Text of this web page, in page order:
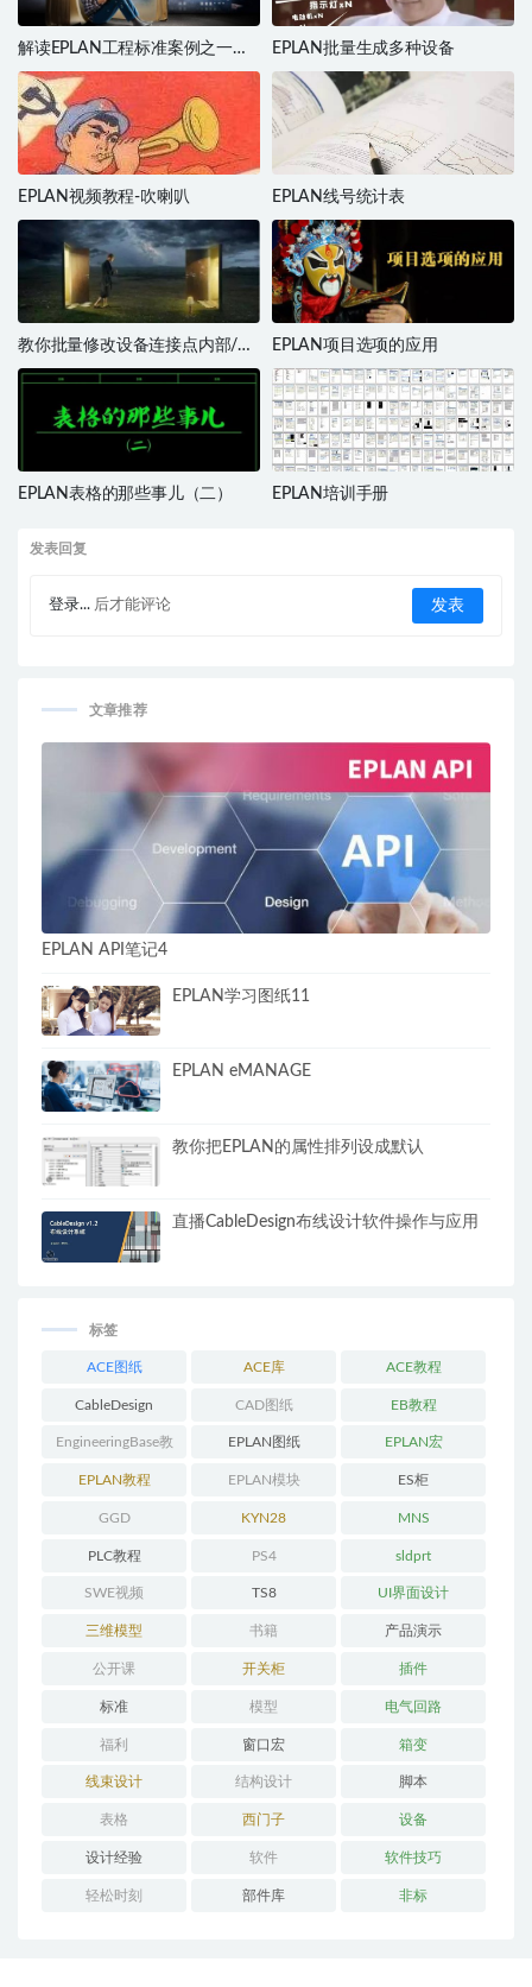
解读EPLAN工程标准案例之一：
与第三方数据交换的演示1
EPLAN批量生成多种设备
EPLAN视频教程-吹喇叭 EPLAN线号统计表
教你批量修改设备连接点内部/外
部
EPLAN项目选项的应用
EPLAN表格的那些事儿（二） EPLAN培训手册
发表回复
登录... 后才能评论
文章推荐
EPLAN API笔记4
EPLAN学习图纸11
EPLAN eMANAGE
教你把EPLAN的属性排列设成默认
直播CableDesign布线设计软件操作与应用
标签
ACE图纸 ACE库 ACE教程
CableDesign CAD图纸 EB教程
EngineeringBase教
程
EPLAN图纸 EPLAN宏
EPLAN教程 EPLAN模块 ES柜
GGD KYN28 MNS
PLC教程 PS4 sldprt
SWE视频 TS8 UI界面设计
三维模型 书籍 产品演示
公开课 开关柜 插件
标准 模型 电气回路
福利 窗口宏 箱变
线束设计 结构设计 脚本
表格 西门子 设备
设计经验 软件 软件技巧
轻松时刻 部件库 非标